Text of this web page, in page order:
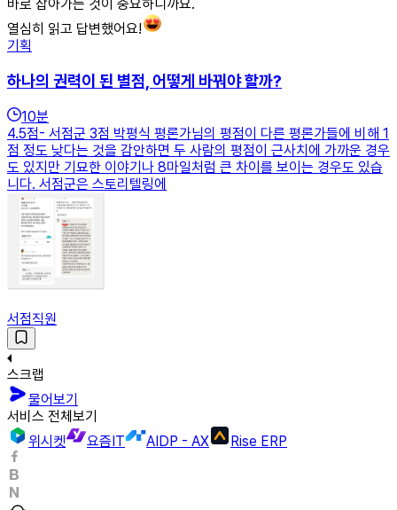
바로 잡아가는 것이 중요하니까요.
열심히 읽고 답변했어요!
기획
하나의 권력이 된 별점, 어떻게 바꿔야 할까?
10분
4.5점- 서점군 3점 박평식 평론가님의 평점이 다른 평론가들에 비해 1
점 정도 낮다는 것을 감안하면 두 사람의 평점이 근사치에 가까운 경우
도 있지만 기묘한 이야기나 8마일처럼 큰 차이를 보이는 경우도 있습
니다. 서점군은 스토리텔링에
서점직원
스크랩
물어보기
서비스 전체보기
위시켓
요즘IT AIDP - AX Rise ERP